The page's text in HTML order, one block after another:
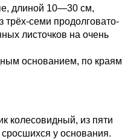
длиной 10—30 см,
трёх-семи продолговато-
листочков на очень
основанием, по краям
колесовидный, из пяти
у основания.